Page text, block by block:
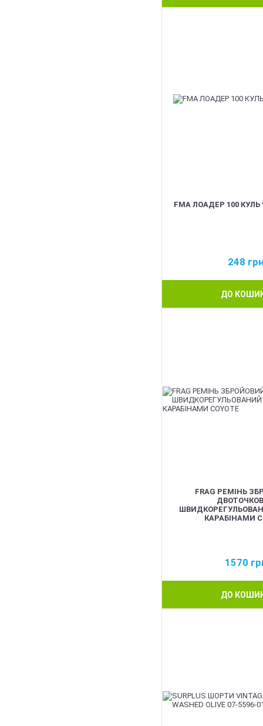
FMA ЛОАДЕР 100
248
ДО
FRAG РЕМІНЬ
КАРАБІНАМИ
1570
ДО